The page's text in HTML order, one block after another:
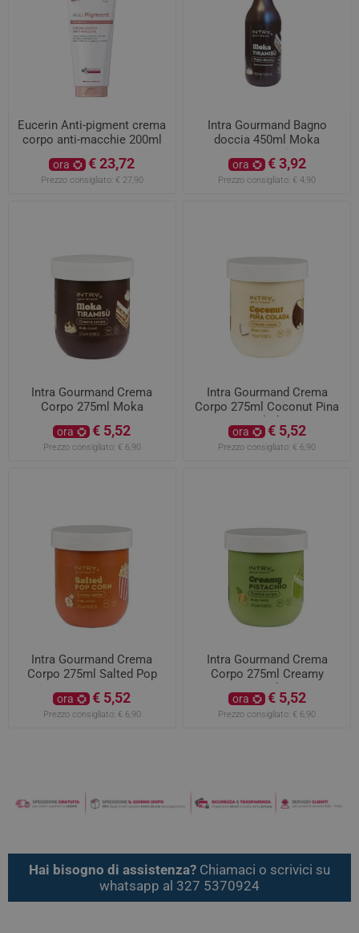
Eucerin Anti-pigment crema
corpo anti-macchie 200ml
ora € 23,72
Prezzo consigliato: € 27,90
Intra Gourmand Bagno
doccia 450ml Moka
ora € 3,92
Prezzo consigliato: € 4,90
Intra Gourmand Crema
Corpo 275ml Moka
ora € 5,52
Prezzo consigliato: € 6,90
Intra Gourmand Crema
Corpo 275ml Coconut Pina
colada
ora € 5,52
Prezzo consigliato: € 6,90
Intra Gourmand Crema
Corpo 275ml Salted Pop
ora € 5,52
Prezzo consigliato: € 6,90
Intra Gourmand Crema
Corpo 275ml Creamy
Pistachio
ora € 5,52
Prezzo consigliato: € 6,90
Hai bisogno di assistenza? Chiamaci o scrivici su
whatsapp al 327 5370924